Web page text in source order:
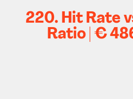
220. Hit Rate
Ratio | €